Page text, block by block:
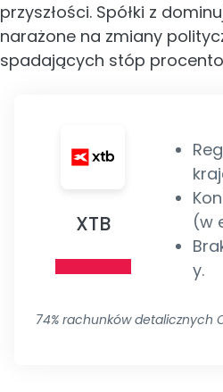
przyszłości. Spółki z
narażone na zmiany
spadających stóp
XTB
(w
y.
74% rachunków detalicznych